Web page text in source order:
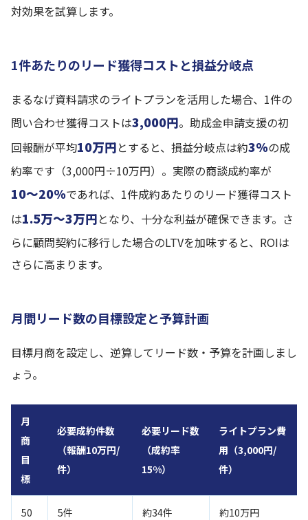
対効果を試算します。
1件あたりのリード獲得コストと損益分岐点
まるなげ資料請求のライトプランを活用した場合、1件の
問い合わせ獲得コストは3,000円。助成金申請支援の初
回報酬が平均10万円とすると、損益分岐点は約3%の成
約率です（3,000円÷10万円）。実際の商談成約率が
10〜20%であれば、1件成約あたりのリード獲得コスト
は1.5万〜3万円となり、十分な利益が確保できます。さ
らに顧問契約に移行した場合のLTVを加味すると、ROIは
さらに高まります。
月間リード数の目標設定と予算計画
目標月商を設定し、逆算してリード数・予算を計画しまし
ょう。
月
商
目
標
必要成約件数
（報酬10万円/
件）
必要リード数
（成約率
15%）
ライトプラン費
用（3,000円/
件）
50
5件 約34件 約10万円